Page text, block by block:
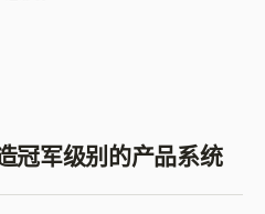
冠军级别的产品系统